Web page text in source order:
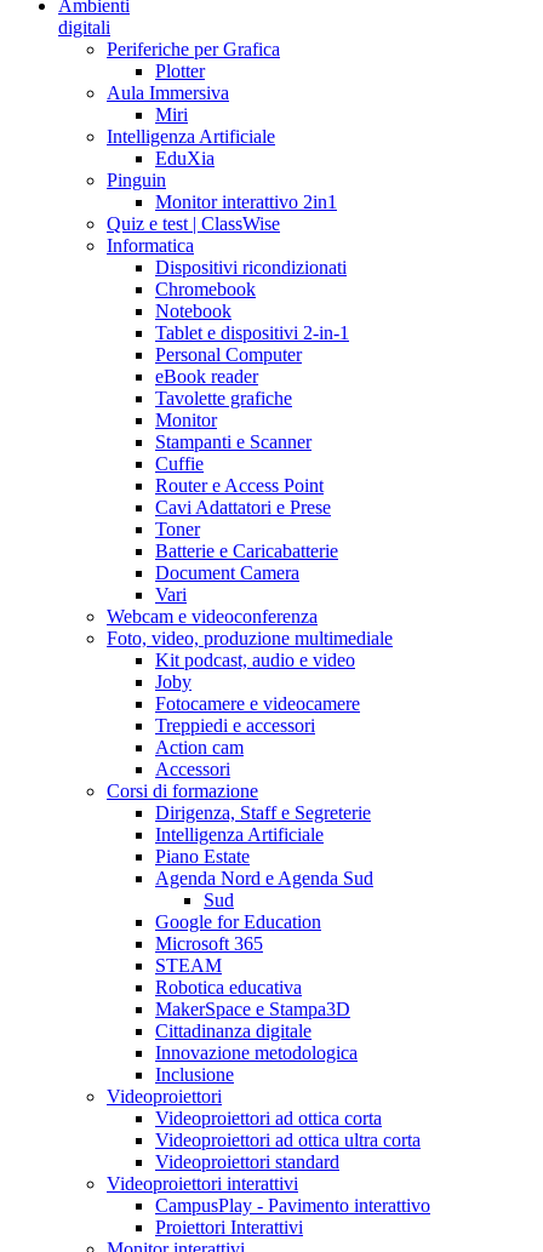
Ambienti
digitali
Periferiche per Grafica
Plotter
Aula Immersiva
Miri
Intelligenza Artificiale
EduXia
Pinguin
Monitor interattivo 2in1
Quiz e test | ClassWise
Informatica
Dispositivi ricondizionati
Chromebook
Notebook
Tablet e dispositivi 2-in-1
Personal Computer
eBook reader
Tavolette grafiche
Monitor
Stampanti e Scanner
Cuffie
Router e Access Point
Cavi Adattatori e Prese
Toner
Batterie e Caricabatterie
Document Camera
Vari
Webcam e videoconferenza
Foto, video, produzione multimediale
Kit podcast, audio e video
Joby
Fotocamere e videocamere
Treppiedi e accessori
Action cam
Accessori
Corsi di formazione
Dirigenza, Staff e Segreterie
Intelligenza Artificiale
Piano Estate
Agenda Nord e Agenda Sud
Sud
Google for Education
Microsoft 365
STEAM
Robotica educativa
MakerSpace e Stampa3D
Cittadinanza digitale
Innovazione metodologica
Inclusione
Videoproiettori
Videoproiettori ad ottica corta
Videoproiettori ad ottica ultra corta
Videoproiettori standard
Videoproiettori interattivi
CampusPlay - Pavimento interattivo
Proiettori Interattivi